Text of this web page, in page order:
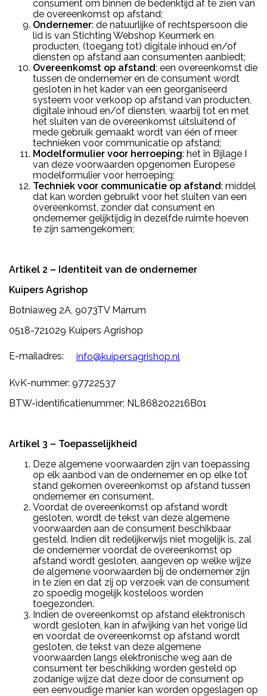
consument om binnen de bedenktijd af te zien van
de overeenkomst op afstand;
Ondernemer: de natuurlijke of rechtspersoon die
lid is van Stichting Webshop Keurmerk en
producten, (toegang tot) digitale inhoud en/of
diensten op afstand aan consumenten aanbiedt;
Overeenkomst op afstand: een overeenkomst die
tussen de ondernemer en de consument wordt
gesloten in het kader van een georganiseerd
systeem voor verkoop op afstand van producten,
digitale inhoud en/of diensten, waarbij tot en met
het sluiten van de overeenkomst uitsluitend of
mede gebruik gemaakt wordt van één of meer
technieken voor communicatie op afstand;
Modelformulier voor herroeping: het in Bijlage I
van deze voorwaarden opgenomen Europese
modelformulier voor herroeping;
Techniek voor communicatie op afstand: middel
dat kan worden gebruikt voor het sluiten van een
overeenkomst, zonder dat consument en
ondernemer gelijktijdig in dezelfde ruimte hoeven
te zijn samengekomen;
Artikel 2 – Identiteit van de ondernemer
Kuipers Agrishop
Botniaweg 2A, 9073TV Marrum
0518-721029 Kuipers Agrishop
E-mailadres: info@kuipersagrishop.nl
KvK-nummer: 97722537
BTW-identificatienummer; NL868202216B01
Artikel 3 – Toepasselijkheid
Deze algemene voorwaarden zijn van toepassing
op elk aanbod van de ondernemer en op elke tot
stand gekomen overeenkomst op afstand tussen
ondernemer en consument.
Voordat de overeenkomst op afstand wordt
gesloten, wordt de tekst van deze algemene
voorwaarden aan de consument beschikbaar
gesteld. Indien dit redelijkerwijs niet mogelijk is, zal
de ondernemer voordat de overeenkomst op
afstand wordt gesloten, aangeven op welke wijze
de algemene voorwaarden bij de ondernemer zijn
in te zien en dat zij op verzoek van de consument
zo spoedig mogelijk kosteloos worden
toegezonden.
Indien de overeenkomst op afstand elektronisch
wordt gesloten, kan in afwijking van het vorige lid
en voordat de overeenkomst op afstand wordt
gesloten, de tekst van deze algemene
voorwaarden langs elektronische weg aan de
consument ter beschikking worden gesteld op
zodanige wijze dat deze door de consument op
een eenvoudige manier kan worden opgeslagen op